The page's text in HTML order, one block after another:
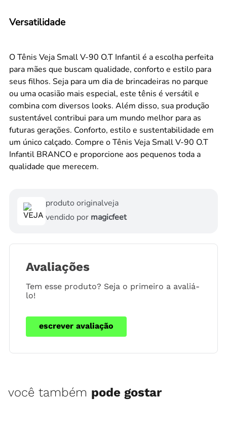
Versatilidade
O Tênis Veja Small V-90 O.T Infantil é a escolha perfeita
para mães que buscam qualidade, conforto e estilo para
seus filhos. Seja para um dia de brincadeiras no parque
ou uma ocasião mais especial, este tênis é versátil e
combina com diversos looks. Além disso, sua produção
sustentável contribui para um mundo melhor para as
futuras gerações. Conforto, estilo e sustentabilidade em
um único calçado. Compre o Tênis Veja Small V-90 O.T
Infantil BRANCO e proporcione aos pequenos toda a
qualidade que merecem.
produto originalveja
vendido por magicfeet
Avaliações
Tem esse produto? Seja o primeiro a avaliá-
lo!
escrever avaliação
você também pode gostar